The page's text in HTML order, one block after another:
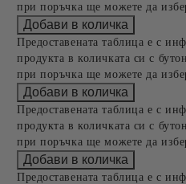
при поръчка ще можете да
Предоставената таблица е с
продукта в количката си с
при поръчка ще можете да
Предоставената таблица е с
продукта в количката си с
при поръчка ще можете да
Предоставената таблица е с